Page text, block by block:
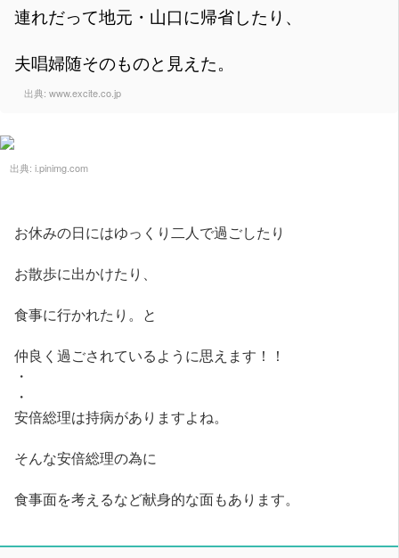
連れだって地元・山口に帰省したり、
夫唱婦随そのものと見えた。
出典: www.excite.co.jp
出典: i.pinimg.com
お休みの日にはゆっくり二人で過ごしたり
お散歩に出かけたり、
食事に行かれたり。と
仲良く過ごされているように思えます！！
・
・
安倍総理は持病がありますよね。
そんな安倍総理の為に
食事面を考えるなど献身的な面もあります。